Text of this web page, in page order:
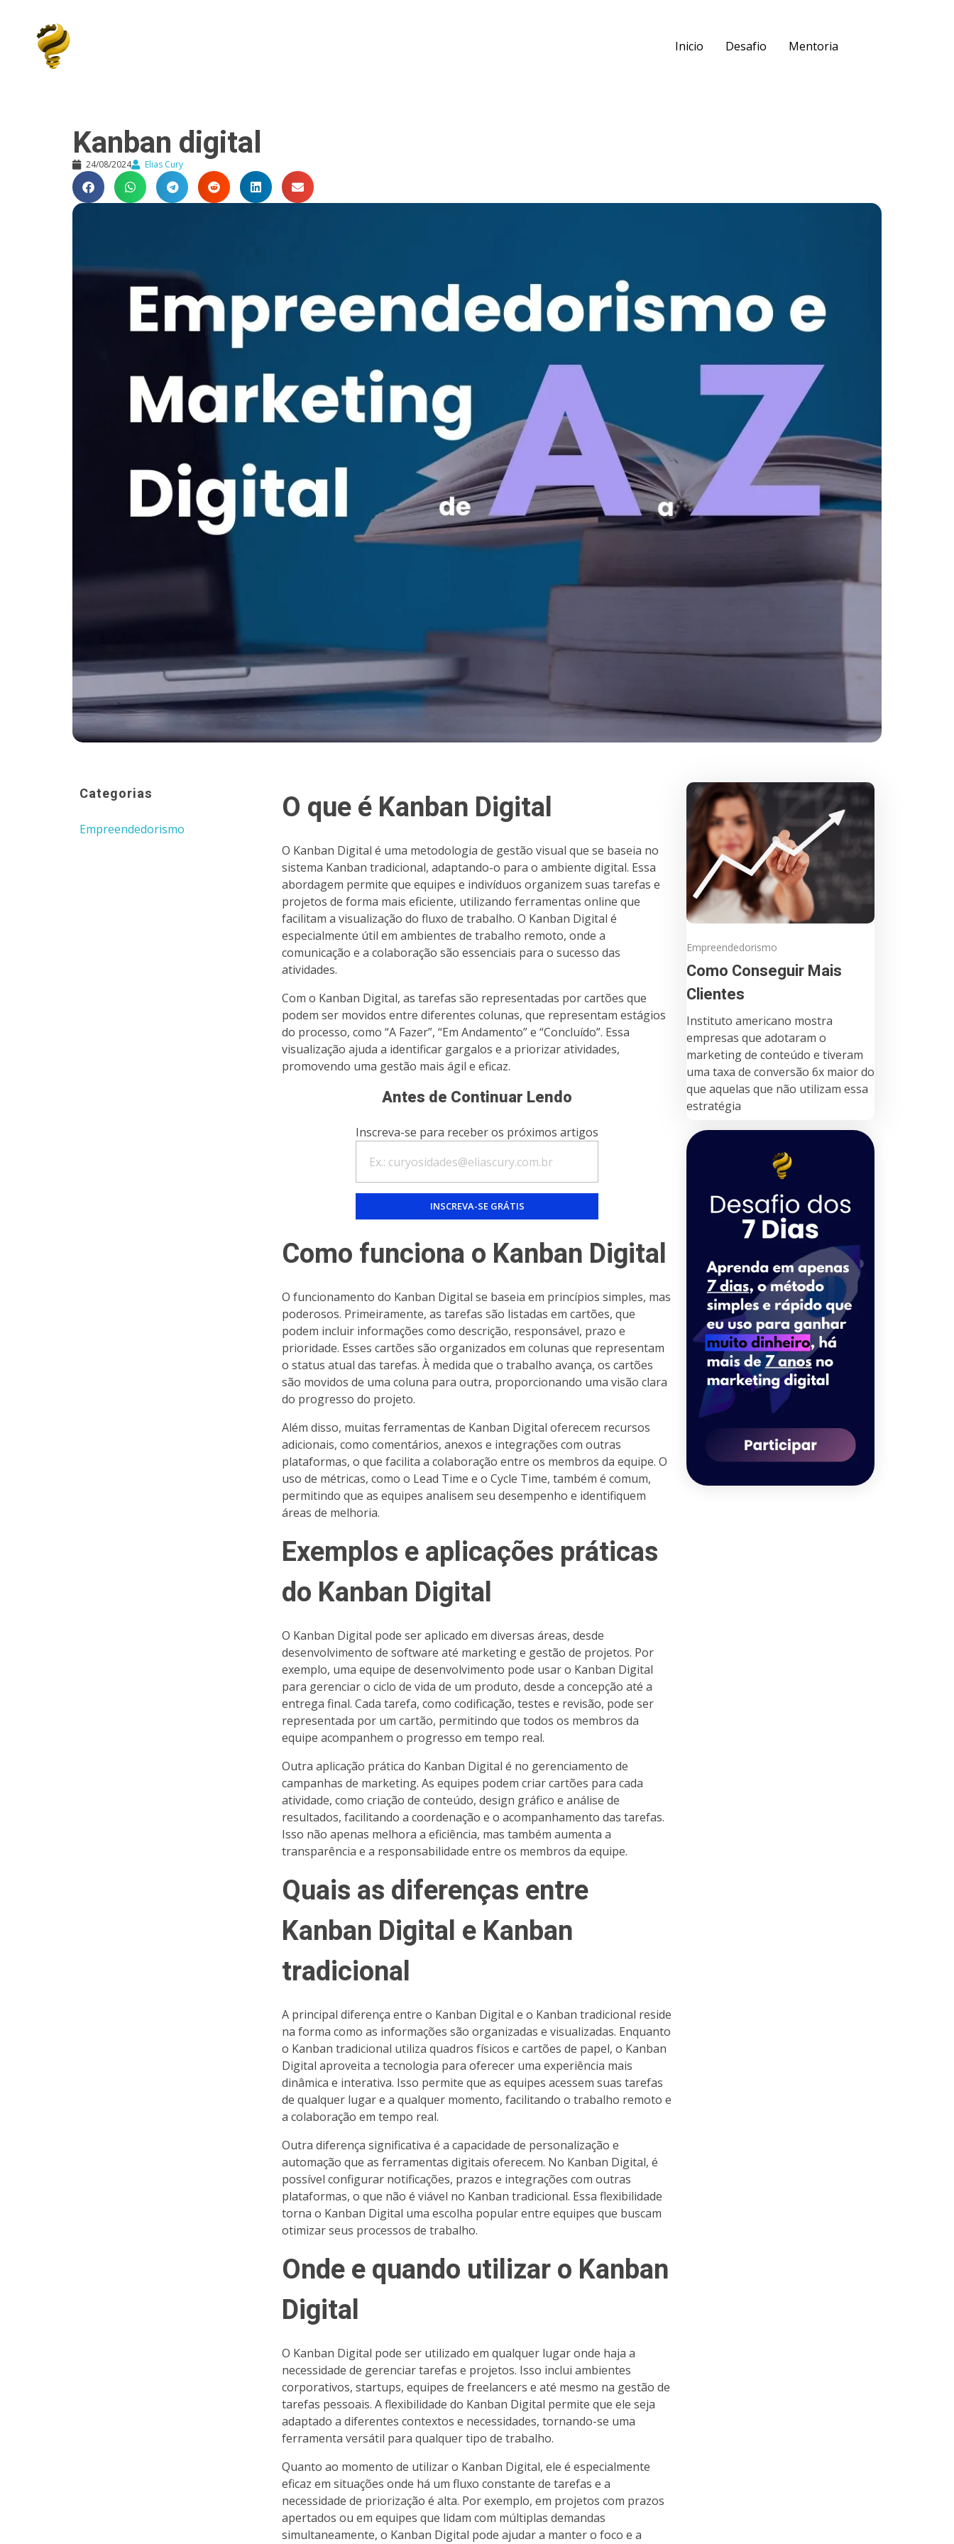
Inicio Desafio Mentoria
Kanban digital
24/08/2024 Elias Cury
Categorias
Empreendedorismo
O que é Kanban Digital
O Kanban Digital é uma metodologia de gestão visual que se baseia no
sistema Kanban tradicional, adaptando-o para o ambiente digital. Essa
abordagem permite que equipes e indivíduos organizem suas tarefas e
projetos de forma mais eficiente, utilizando ferramentas online que
facilitam a visualização do fluxo de trabalho. O Kanban Digital é
especialmente útil em ambientes de trabalho remoto, onde a
comunicação e a colaboração são essenciais para o sucesso das
atividades.
Com o Kanban Digital, as tarefas são representadas por cartões que
podem ser movidos entre diferentes colunas, que representam estágios
do processo, como “A Fazer”, “Em Andamento” e “Concluído”. Essa
visualização ajuda a identificar gargalos e a priorizar atividades,
promovendo uma gestão mais ágil e eficaz.
Antes de Continuar Lendo
Inscreva-se para receber os próximos artigos
Como funciona o Kanban Digital
O funcionamento do Kanban Digital se baseia em princípios simples, mas
poderosos. Primeiramente, as tarefas são listadas em cartões, que
podem incluir informações como descrição, responsável, prazo e
prioridade. Esses cartões são organizados em colunas que representam
o status atual das tarefas. À medida que o trabalho avança, os cartões
são movidos de uma coluna para outra, proporcionando uma visão clara
do progresso do projeto.
Além disso, muitas ferramentas de Kanban Digital oferecem recursos
adicionais, como comentários, anexos e integrações com outras
plataformas, o que facilita a colaboração entre os membros da equipe. O
uso de métricas, como o Lead Time e o Cycle Time, também é comum,
permitindo que as equipes analisem seu desempenho e identifiquem
áreas de melhoria.
Exemplos e aplicações práticas
do Kanban Digital
O Kanban Digital pode ser aplicado em diversas áreas, desde
desenvolvimento de software até marketing e gestão de projetos. Por
exemplo, uma equipe de desenvolvimento pode usar o Kanban Digital
para gerenciar o ciclo de vida de um produto, desde a concepção até a
entrega final. Cada tarefa, como codificação, testes e revisão, pode ser
representada por um cartão, permitindo que todos os membros da
equipe acompanhem o progresso em tempo real.
Outra aplicação prática do Kanban Digital é no gerenciamento de
campanhas de marketing. As equipes podem criar cartões para cada
atividade, como criação de conteúdo, design gráfico e análise de
resultados, facilitando a coordenação e o acompanhamento das tarefas.
Isso não apenas melhora a eficiência, mas também aumenta a
transparência e a responsabilidade entre os membros da equipe.
Quais as diferenças entre
Kanban Digital e Kanban
tradicional
A principal diferença entre o Kanban Digital e o Kanban tradicional reside
na forma como as informações são organizadas e visualizadas. Enquanto
o Kanban tradicional utiliza quadros físicos e cartões de papel, o Kanban
Digital aproveita a tecnologia para oferecer uma experiência mais
dinâmica e interativa. Isso permite que as equipes acessem suas tarefas
de qualquer lugar e a qualquer momento, facilitando o trabalho remoto e
a colaboração em tempo real.
Outra diferença significativa é a capacidade de personalização e
automação que as ferramentas digitais oferecem. No Kanban Digital, é
possível configurar notificações, prazos e integrações com outras
plataformas, o que não é viável no Kanban tradicional. Essa flexibilidade
torna o Kanban Digital uma escolha popular entre equipes que buscam
otimizar seus processos de trabalho.
Onde e quando utilizar o Kanban
Digital
O Kanban Digital pode ser utilizado em qualquer lugar onde haja a
necessidade de gerenciar tarefas e projetos. Isso inclui ambientes
corporativos, startups, equipes de freelancers e até mesmo na gestão de
tarefas pessoais. A flexibilidade do Kanban Digital permite que ele seja
adaptado a diferentes contextos e necessidades, tornando-se uma
ferramenta versátil para qualquer tipo de trabalho.
Quanto ao momento de utilizar o Kanban Digital, ele é especialmente
eficaz em situações onde há um fluxo constante de tarefas e a
necessidade de priorização é alta. Por exemplo, em projetos com prazos
apertados ou em equipes que lidam com múltiplas demandas
simultaneamente, o Kanban Digital pode ajudar a manter o foco e a
Empreendedorismo
Como Conseguir Mais
Clientes
Instituto americano mostra
empresas que adotaram o
marketing de conteúdo e tiveram
uma taxa de conversão 6x maior do
que aquelas que não utilizam essa
estratégia